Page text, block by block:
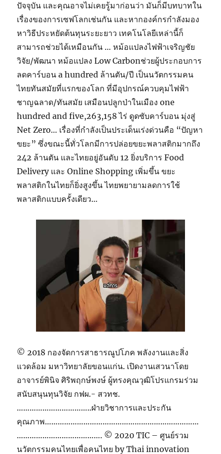
ปัจจุบัน และคุณอาจไม่เคยรู้มาก่อนว่า มันก็มีบทบาทใน
เรื่องของการเซฟโลกเช่นกัน และหากองค์กรกำลังมอง
หาวิธีประหยัดต้นทุนระยะยาว เทคโนโลยีเหล่านี้ก็
สามารถช่วยได้เหมือนกัน … หม้อแปลงไฟฟ้าเจริญชัย
วิจัย/พัฒนา หม้อแปลง Low Carbonช่วยผู้ประกอบการ
ลดคาร์บอน a hundred ล้านตัน/ปี เป็นนวัตกรรมคน
ไทยทันสมัยที่แรกของโลก ที่มีอุปกรณ์ควบคุมไฟฟ้า
ชาญฉลาด/ทันสมัย เสมือนปลูกป่าในเมือง one
hundred and five,263,158 ไร่ ดูดซับคาร์บอน มุ่งสู่
Net Zero… เรื่องที่กำลังเป็นประเด็นเร่งด่วนคือ “ปัญหา
ขยะ” ซึ่งขณะนี้ทั่วโลกมีการปล่อยขยะพลาสติกมากถึง
242 ล้านตัน และไทยอยู่อันดับ 12 ยิ่งบริการ Food
Delivery และ Online Shopping เพิ่มขึ้น ขยะ
พลาสติกในไทยก็ยิ่งสูงขึ้น ไทยพยายามลดการใช้
พลาสติกแบบครั้งเดียว…
© 2018 กองจัดการสาธารณูปโภค พลังงานและสิ่ง
แวดล้อม มหาวิทยาลัยขอนแก่น. เปิดงานเสวนาโดย
อาจารย์พินิจ ศิริพฤกษ์พงษ์ ผู้ทรงคุณวุฒิโปรแกรมร่วม
สนับสนุนทุนวิจัย กฟผ.- สวทช.
……………………………..ฝ่ายวิชาการและประกัน
คุณภาพ………………………………………………………………
…………………………………. © 2020 TIC – ศูนย์รวม
นวัตกรรมคนไทยเพื่อคนไทย by Thai innovation